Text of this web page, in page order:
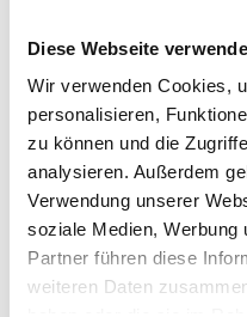
Diese Webseite
Wir verwenden Cookies,
personalisieren,
zu können und die
analysieren. Außerdem
Verwendung unserer
soziale Medien, Werbung
Partner führen diese
weiteren Daten
Schulradeln/
mit unserem Team
Informationstechnik“.
Innerhalb der drei
Juli 2026 haben wir
Kilometer mit dem
somit 350 kg CO2